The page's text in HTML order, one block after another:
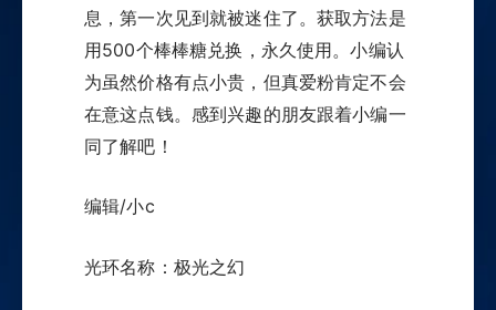
息，第一次见到就被迷住了。获取方法是
用500个棒棒糖兑换，永久使用。小编认
为虽然价格有点小贵，但真爱粉肯定不会
在意这点钱。感到兴趣的朋友跟着小编一
同了解吧！
编辑/小c
光环名称：极光之幻